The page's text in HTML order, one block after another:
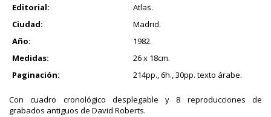
Editorial:
Atlas.
Ciudad:
Madrid.
Año:
1982.
Medidas:
26 x 18cm.
Paginación:
214pp., 6h., 30pp. texto árabe.
Con cuadro cronológico desplegable y 8 reproducciones de
grabados antiguos de David Roberts.